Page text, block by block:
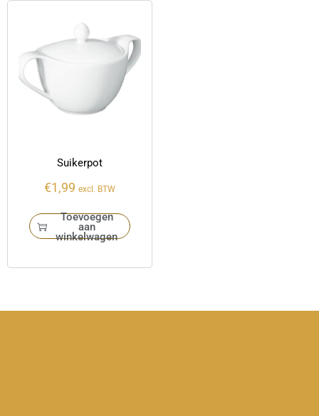
Suikerpot
€1,99 excl. BTW
Toevoegen
aan
winkelwagen